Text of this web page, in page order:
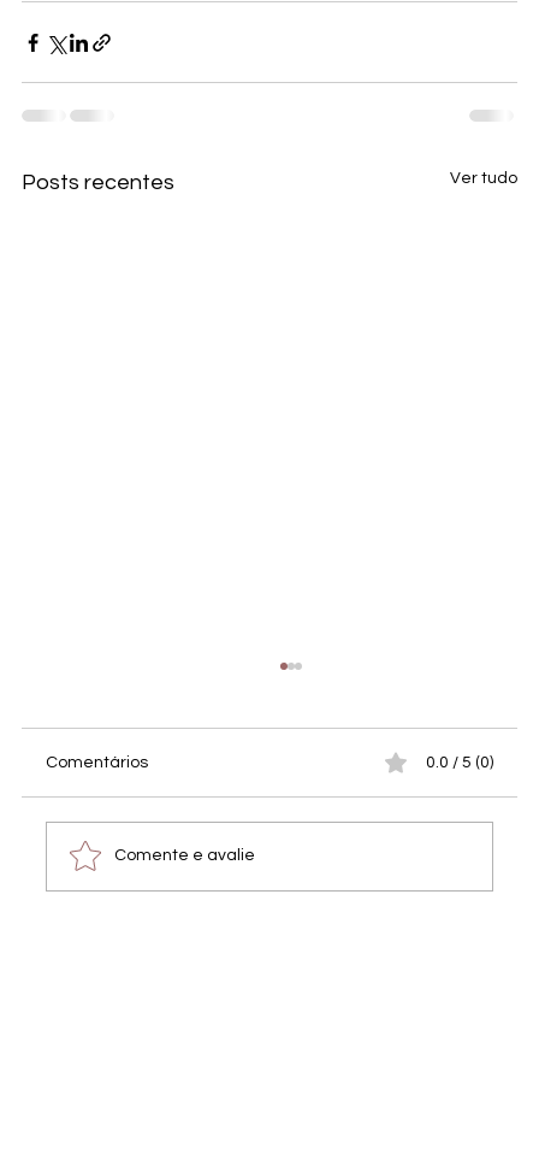
Posts recentes Ver tudo
Comentários 0.0 / 5 (0)
Comente e avalie